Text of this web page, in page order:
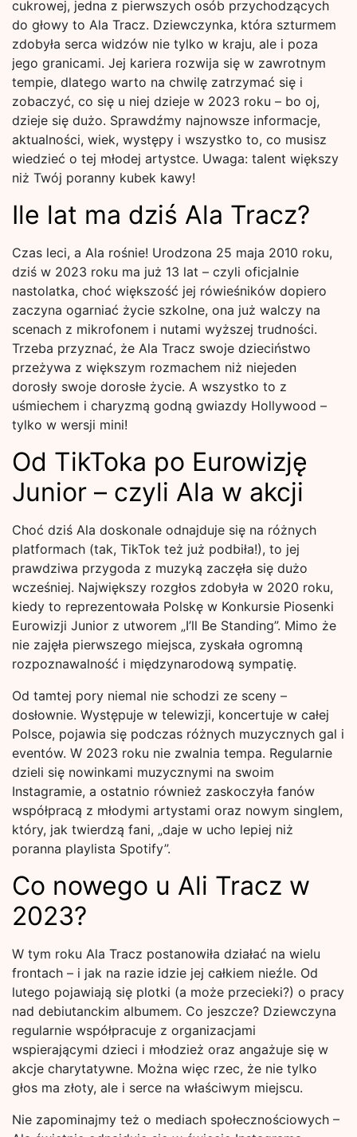
cukrowej, jedna z pierwszych osób przychodzących
do głowy to Ala Tracz. Dziewczynka, która szturmem
zdobyła serca widzów nie tylko w kraju, ale i poza
jego granicami. Jej kariera rozwija się w zawrotnym
tempie, dlatego warto na chwilę zatrzymać się i
zobaczyć, co się u niej dzieje w 2023 roku – bo oj,
dzieje się dużo. Sprawdźmy najnowsze informacje,
aktualności, wiek, występy i wszystko to, co musisz
wiedzieć o tej młodej artystce. Uwaga: talent większy
niż Twój poranny kubek kawy!
Ile lat ma dziś Ala Tracz?
Czas leci, a Ala rośnie! Urodzona 25 maja 2010 roku,
dziś w 2023 roku ma już 13 lat – czyli oficjalnie
nastolatka, choć większość jej rówieśników dopiero
zaczyna ogarniać życie szkolne, ona już walczy na
scenach z mikrofonem i nutami wyższej trudności.
Trzeba przyznać, że Ala Tracz swoje dzieciństwo
przeżywa z większym rozmachem niż niejeden
dorosły swoje dorosłe życie. A wszystko to z
uśmiechem i charyzmą godną gwiazdy Hollywood –
tylko w wersji mini!
Od TikToka po Eurowizję
Junior – czyli Ala w akcji
Choć dziś Ala doskonale odnajduje się na różnych
platformach (tak, TikTok też już podbiła!), to jej
prawdziwa przygoda z muzyką zaczęła się dużo
wcześniej. Największy rozgłos zdobyła w 2020 roku,
kiedy to reprezentowała Polskę w Konkursie Piosenki
Eurowizji Junior z utworem „I’ll Be Standing”. Mimo że
nie zajęła pierwszego miejsca, zyskała ogromną
rozpoznawalność i międzynarodową sympatię.
Od tamtej pory niemal nie schodzi ze sceny –
dosłownie. Występuje w telewizji, koncertuje w całej
Polsce, pojawia się podczas różnych muzycznych gal i
eventów. W 2023 roku nie zwalnia tempa. Regularnie
dzieli się nowinkami muzycznymi na swoim
Instagramie, a ostatnio również zaskoczyła fanów
współpracą z młodymi artystami oraz nowym singlem,
który, jak twierdzą fani, „daje w ucho lepiej niż
poranna playlista Spotify”.
Co nowego u Ali Tracz w
2023?
W tym roku Ala Tracz postanowiła działać na wielu
frontach – i jak na razie idzie jej całkiem nieźle. Od
lutego pojawiają się plotki (a może przecieki?) o pracy
nad debiutanckim albumem. Co jeszcze? Dziewczyna
regularnie współpracuje z organizacjami
wspierającymi dzieci i młodzież oraz angażuje się w
akcje charytatywne. Można więc rzec, że nie tylko
głos ma złoty, ale i serce na właściwym miejscu.
Nie zapominajmy też o mediach społecznościowych –